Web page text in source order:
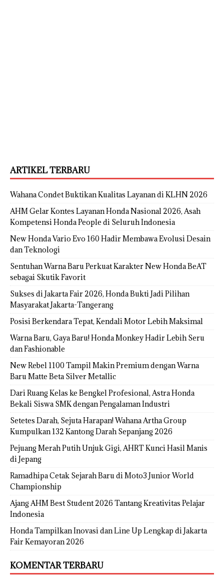
ARTIKEL TERBARU
Wahana Condet Buktikan Kualitas Layanan di KLHN 2026
AHM Gelar Kontes Layanan Honda Nasional 2026, Asah
Kompetensi Honda People di Seluruh Indonesia
New Honda Vario Evo 160 Hadir Membawa Evolusi Desain
dan Teknologi
Sentuhan Warna Baru Perkuat Karakter New Honda BeAT
sebagai Skutik Favorit
Sukses di Jakarta Fair 2026, Honda Bukti Jadi Pilihan
Masyarakat Jakarta-Tangerang
Posisi Berkendara Tepat, Kendali Motor Lebih Maksimal
Warna Baru, Gaya Baru! Honda Monkey Hadir Lebih Seru
dan Fashionable
New Rebel 1100 Tampil Makin Premium dengan Warna
Baru Matte Beta Silver Metallic
Dari Ruang Kelas ke Bengkel Profesional, Astra Honda
Bekali Siswa SMK dengan Pengalaman Industri
Setetes Darah, Sejuta Harapan! Wahana Artha Group
Kumpulkan 132 Kantong Darah Sepanjang 2026
Pejuang Merah Putih Unjuk Gigi, AHRT Kunci Hasil Manis
di Jepang
Ramadhipa Cetak Sejarah Baru di Moto3 Junior World
Championship
Ajang AHM Best Student 2026 Tantang Kreativitas Pelajar
Indonesia
Honda Tampilkan Inovasi dan Line Up Lengkap di Jakarta
Fair Kemayoran 2026
KOMENTAR TERBARU